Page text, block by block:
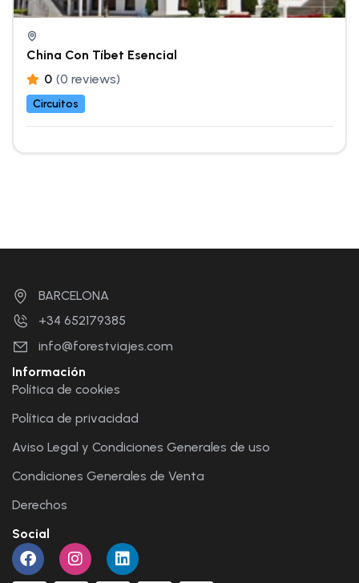
China Con Tíbet Esencial
0 (0 reviews)
Circuitos
BARCELONA
+34 652179385
info@forestviajes.com
Información
Política de cookies
Política de privacidad
Aviso Legal y Condiciones Generales de uso
Condiciones Generales de Venta
Derechos
Social